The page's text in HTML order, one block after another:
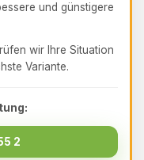
und günstigere
wir Ihre Situation
Variante.
2